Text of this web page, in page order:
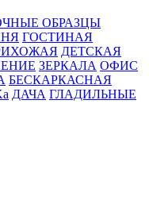
ОБРАЗЦЫ
ГОСТИНАЯ
ДЕТСКАЯ
ЗЕРКАЛА ОФИС
БЕСКАРКАСНАЯ
ДАЧА ГЛАДИЛЬНЫЕ